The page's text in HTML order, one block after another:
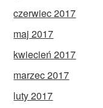
czerwiec 2017
maj 2017
kwiecień 2017
marzec 2017
luty 2017